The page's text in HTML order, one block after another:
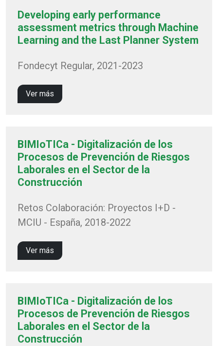
Developing early performance
assessment metrics through Machine
Learning and the Last Planner System
Fondecyt Regular, 2021-2023
Ver más
BIMIoTICa - Digitalización de los
Procesos de Prevención de Riesgos
Laborales en el Sector de la
Construcción
Retos Colaboración: Proyectos I+D -
MCIU - España, 2018-2022
Ver más
BIMIoTICa - Digitalización de los
Procesos de Prevención de Riesgos
Laborales en el Sector de la
Construcción